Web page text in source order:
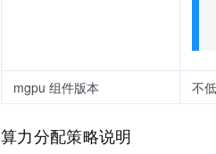
mgpu 组件版本 不
算力分配策略说明